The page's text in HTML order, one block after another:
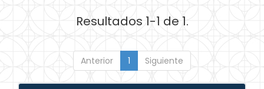
Resultados 1-1 de 1.
Anterior 1 Siguiente